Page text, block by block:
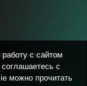
компании Meta,
с сайтом
с
можно прочитать